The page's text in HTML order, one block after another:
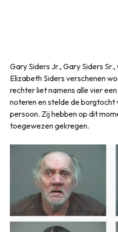
Gary Siders Jr., Gary Siders
Elizabeth Siders verschenen
rechter liet namens alle vier
noteren en stelde de
persoon. Zij hebben op dit
toegewezen gekregen.